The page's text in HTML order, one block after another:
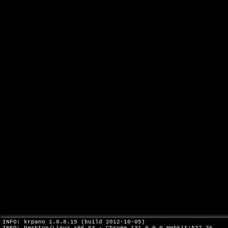
INFO: krpano 1.0.8.15 (build 2012-10-05)